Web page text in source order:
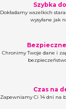
Szybka
Dokładamy wszelkich
wysyłane jak
Chronimy Twoje dane i
Czas na
Zapewniamy Ci 14 dni na